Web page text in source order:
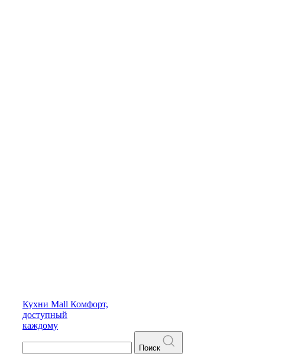
Кухни Mall Комфорт,
доступный
каждому
Поиск